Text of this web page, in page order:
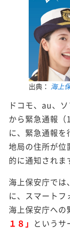
出典： 海上
ドコモ、au、
から緊急通報
に、緊急通報
地局の住所が位
的に通知されま
海上保安庁では、
に、スマートフ
海上保安庁への
１８」 という